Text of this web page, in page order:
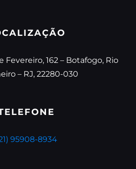
Fevereiro, 162 – Botafogo, Rio
– RJ, 22280-030
95908-8934